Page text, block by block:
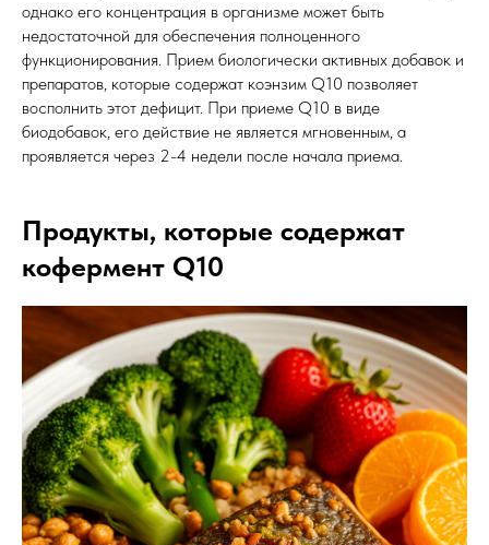
однако его концентрация в организме может быть
недостаточной для обеспечения полноценного
функционирования. Прием биологически активных добавок и
препаратов, которые содержат коэнзим Q10 позволяет
восполнить этот дефицит. При приеме Q10 в виде
биодобавок, его действие не является мгновенным, а
проявляется через 2-4 недели после начала приема.
Продукты, которые содержат
кофермент Q10